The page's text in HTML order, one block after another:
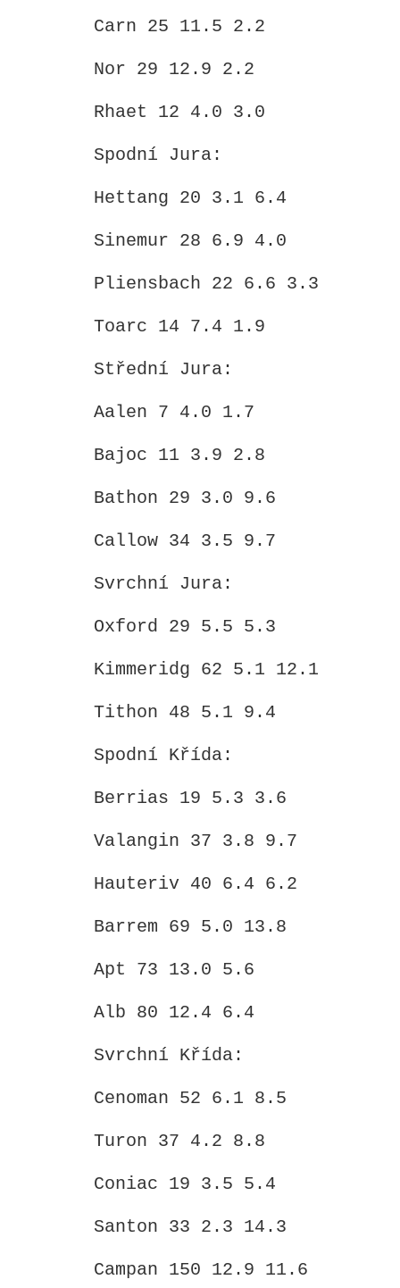
Carn 25 11.5 2.2
Nor 29 12.9 2.2
Rhaet 12 4.0 3.0
Spodní Jura:
Hettang 20 3.1 6.4
Sinemur 28 6.9 4.0
Pliensbach 22 6.6 3.3
Toarc 14 7.4 1.9
Střední Jura:
Aalen 7 4.0 1.7
Bajoc 11 3.9 2.8
Bathon 29 3.0 9.6
Callow 34 3.5 9.7
Svrchní Jura:
Oxford 29 5.5 5.3
Kimmeridg 62 5.1 12.1
Tithon 48 5.1 9.4
Spodní Křída:
Berrias 19 5.3 3.6
Valangin 37 3.8 9.7
Hauteriv 40 6.4 6.2
Barrem 69 5.0 13.8
Apt 73 13.0 5.6
Alb 80 12.4 6.4
Svrchní Křída:
Cenoman 52 6.1 8.5
Turon 37 4.2 8.8
Coniac 19 3.5 5.4
Santon 33 2.3 14.3
Campan 150 12.9 11.6